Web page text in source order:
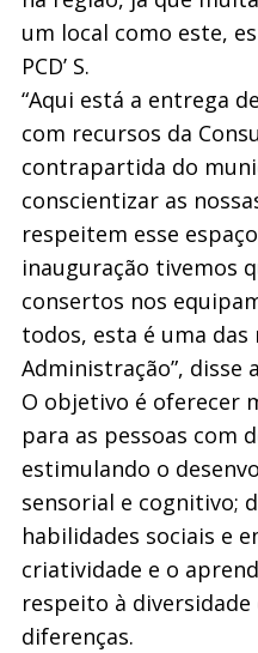
um local como este,
PCD’ S.
“Aqui está a entrega
com recursos da
contrapartida do
conscientizar as
respeitem esse
inauguração tivemos
consertos nos
todos, esta é uma das
Administração”, disse
O objetivo é oferecer
para as pessoas com
estimulando o
sensorial e cognitivo;
habilidades sociais e
criatividade e o
respeito à diversidade
diferenças.